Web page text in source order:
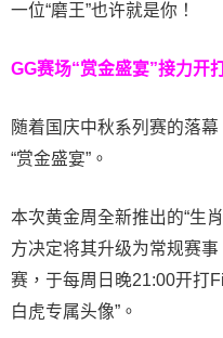
一位“磨王”也许就是你！
GG赛场“赏金盛宴”接力开
随着国庆中秋系列赛的落
“赏金盛宴”。
本次黄金周全新推出的“生
方决定将其升级为常规赛
赛，于每周日晚21:00开打
白虎专属头像”。